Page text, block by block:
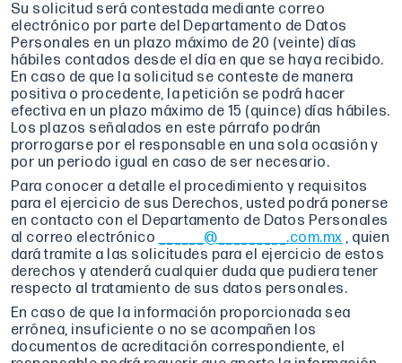
Su solicitud será contestada mediante correo
electrónico por parte del Departamento de Datos
Personales en un plazo máximo de 20 (veinte) días
hábiles contados desde el día en que se haya recibido.
En caso de que la solicitud se conteste de manera
positiva o procedente, la petición se podrá hacer
efectiva en un plazo máximo de 15 (quince) días hábiles.
Los plazos señalados en este párrafo podrán
prorrogarse por el responsable en una sola ocasión y
por un periodo igual en caso de ser necesario.
Para conocer a detalle el procedimiento y requisitos
para el ejercicio de sus Derechos, usted podrá ponerse
en contacto con el Departamento de Datos Personales
al correo electrónico
______@_________.com.mx , quien
dará tramite a las solicitudes para el ejercicio de estos
derechos y atenderá cualquier duda que pudiera tener
respecto al tratamiento de sus datos personales.
En caso de que la información proporcionada sea
errónea, insuficiente o no se acompañen los
documentos de acreditación correspondiente, el